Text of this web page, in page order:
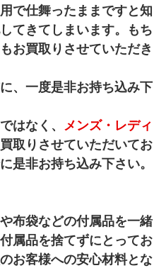
で仕舞ったままですと知
てきてしまいます。もち
お買取りさせていただき
、一度是非お持ち込み下
はなく、 メンズ・レディ
取りさせていただいてお
是非お持ち込み下さい。
布袋などの付属品を一緒
属品を捨てずにとってお
お客様への安心材料とな